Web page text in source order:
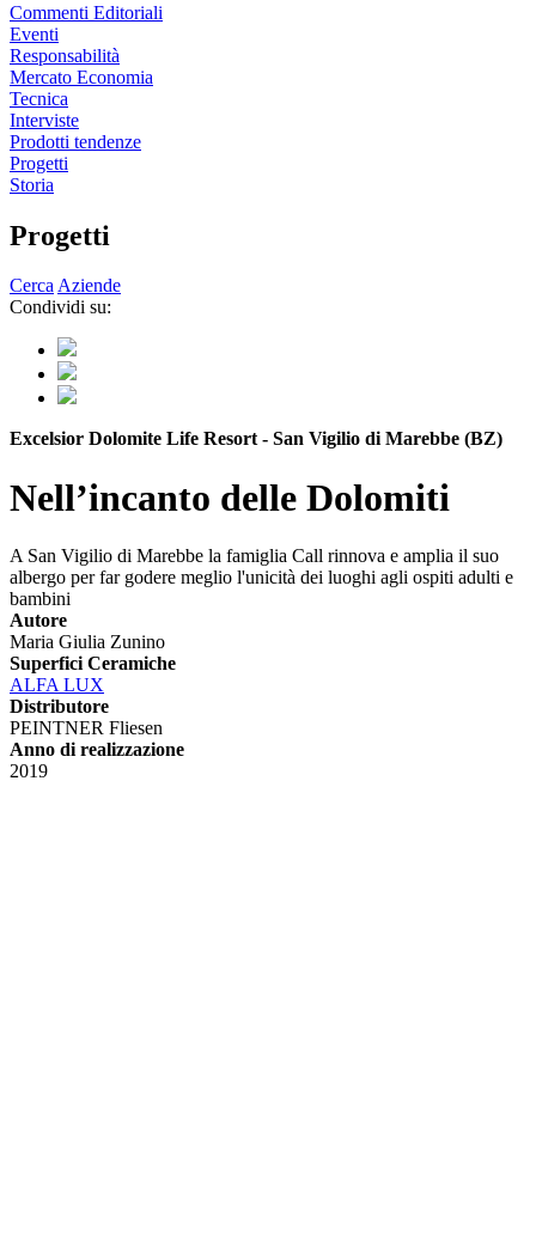
Commenti Editoriali
Eventi
Responsabilità
Mercato Economia
Tecnica
Interviste
Prodotti tendenze
Progetti
Storia
Progetti
CercaAziende
Condividi su:
Excelsior Dolomite Life Resort - San Vigilio di Marebbe (BZ)
Nell’incanto delle Dolomiti
A San Vigilio di Marebbe la famiglia Call rinnova e amplia il suo
albergo per far godere meglio l'unicità dei luoghi agli ospiti adulti e
bambini
Autore
Maria Giulia Zunino
Superfici Ceramiche
ALFA LUX
Distributore
PEINTNER Fliesen
Anno di realizzazione
2019